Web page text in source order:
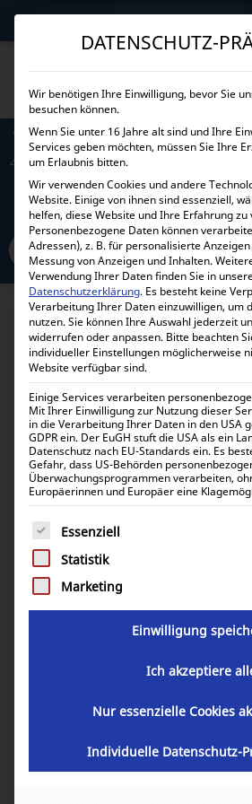
VICTRON – SPEICHERPAKET
48V 1-PHASEN 3KVA –
MIT CERBO
Home Alle Produkte Komplettpakete
Victron – Speicherpaket mit Multiplus-II 48V
Pytes LiFePO4 mit
Angebot!
Victron – Speicherpaket
Multiplus-II 48V 1-
5,12kWh Pytes LiFePO4
DATENSCHUTZ-
Wir benötigen Ihre Einwilligung, bevor Sie
besuchen können.
Wenn Sie unter 16 Jahre alt sind und Ihre
Services geben möchten, müssen Sie Ihre
um Erlaubnis bitten.
Wir verwenden Cookies und andere
Website. Einige von ihnen sind essenziell,
helfen, diese Website und Ihre Erfahrung zu
Personenbezogene Daten können
Adressen), z. B. für personalisierte
Messung von Anzeigen und Inhalten.
Verwendung Ihrer Daten finden Sie in
Datenschutzerklärung. Es besteht keine
Verarbeitung Ihrer Daten einzuwilligen, um
nutzen.Sie können Ihre Auswahl jederzeit
widerrufen oder anpassen. Bitte beachten
individueller Einstellungen möglicherweise
Website verfügbar sind.
Einige Services verarbeiten
Mit Ihrer Einwilligung zur Nutzung dieser
in die Verarbeitung Ihrer Daten in den USA
GDPR ein. Der EuGH stuft die USA als ein
Datenschutz nach EU-Standards ein. Es
Gefahr, dass US-Behörden
Überwachungsprogrammen verarbeiten,
Europäerinnen und Europäer eine
Es folgt eine Liste der Service-
Essenziell
Statistik
Marketing
Einwilligung
Ich akzeptiere
Nur essenzielle Cookies
Individuelle Datenschutz-